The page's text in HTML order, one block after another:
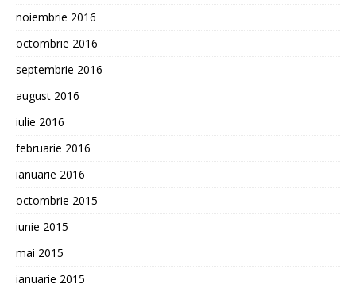
noiembrie 2016
octombrie 2016
septembrie 2016
august 2016
iulie 2016
februarie 2016
ianuarie 2016
octombrie 2015
iunie 2015
mai 2015
ianuarie 2015